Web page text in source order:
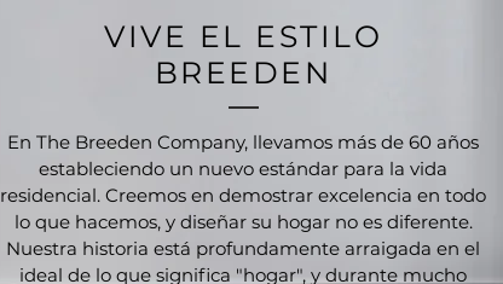
VIVE EL ESTILO
BREEDEN
En The Breeden Company, llevamos más de 60 años
estableciendo un nuevo estándar para la vida
residencial. Creemos en demostrar excelencia en todo
lo que hacemos, y diseñar su hogar no es diferente.
Nuestra historia está profundamente arraigada en el
ideal de lo que significa "hogar", y durante mucho